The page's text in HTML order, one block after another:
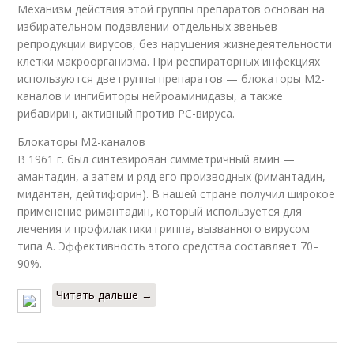
Механизм действия этой группы препаратов основан на
избирательном подавлении отдельных звеньев
репродукции вирусов, без нарушения жизнедеятельности
клетки макроорганизма. При респираторных инфекциях
используются две группы препаратов — блокаторы М2-
каналов и ингибиторы нейроаминидазы, а также
рибавирин, активный против РС-вируса.
Блокаторы М2-каналов
В 1961 г. был синтезирован симметричный амин —
амантадин, а затем и ряд его производных (римантадин,
мидантан, дейтифорин). В нашей стране получил широкое
применение римантадин, который используется для
лечения и профилактики гриппа, вызванного вирусом
типа А. Эффективность этого средства составляет 70–
90%.
Читать дальше →